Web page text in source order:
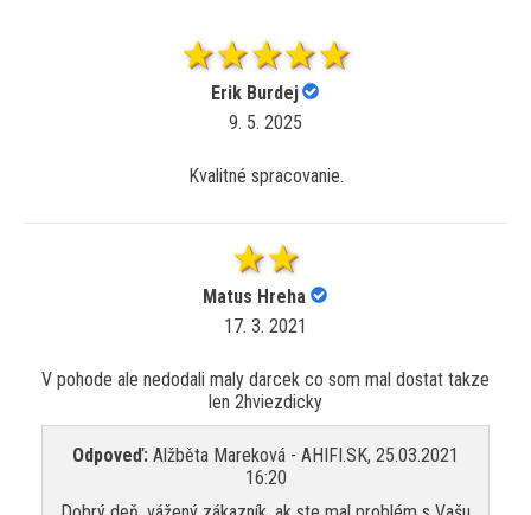
Erik Burdej
9. 5. 2025
Kvalitné spracovanie.
Matus Hreha
17. 3. 2021
V pohode ale nedodali maly darcek co som mal dostat takze
len 2hviezdicky
Odpoveď: Alžběta Mareková - AHIFI.SK, 25.03.2021
16:20